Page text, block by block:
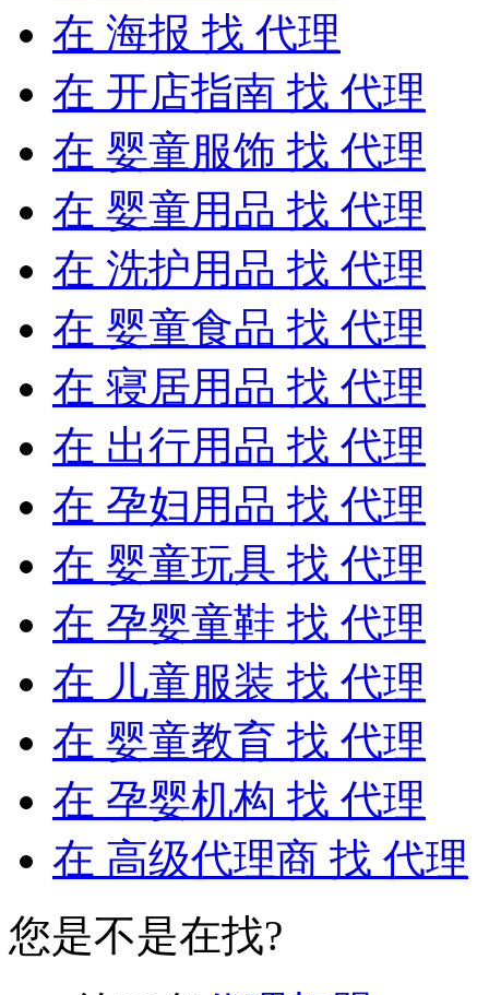
在 海报 找 代理
在 开店指南 找 代理
在 婴童服饰 找 代理
在 婴童用品 找 代理
在 洗护用品 找 代理
在 婴童食品 找 代理
在 寝居用品 找 代理
在 出行用品 找 代理
在 孕妇用品 找 代理
在 婴童玩具 找 代理
在 孕婴童鞋 找 代理
在 儿童服装 找 代理
在 婴童教育 找 代理
在 孕婴机构 找 代理
在 高级代理商 找 代理
您是不是在找?